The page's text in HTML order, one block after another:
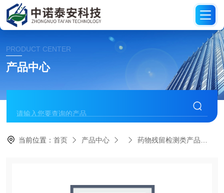
PRODUCT CENTER
产品中心
当前位置：首页 产品中心 药物残留检测类产品